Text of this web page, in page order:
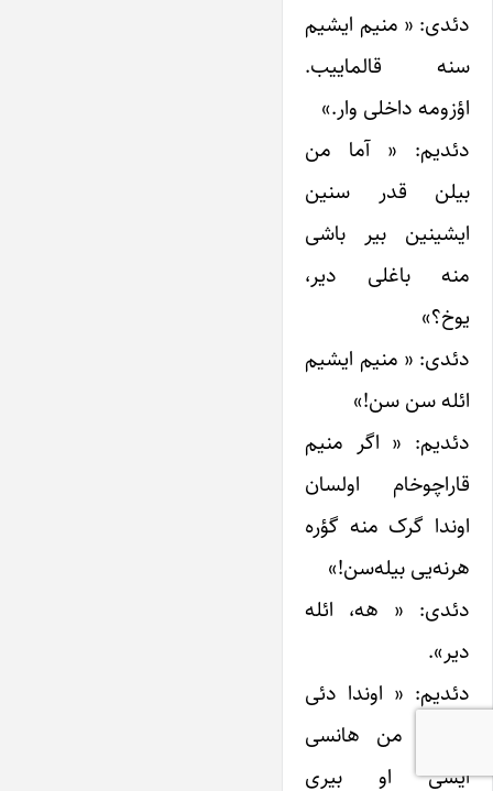
دئدی: « منیم ایشیم
سنه قالماییب.
اؤزومه داخلی وار.»
دئدیم: « آما من
بیلن قدر سنین
ایشینین بیر باشی
منه باغلی دیر،
یوخ؟»
دئدی: « منیم ایشیم
ائله سن سن!»
دئدیم: « اگر منیم
قاراچوخام اولسان
اوندا گرک منه گؤره
هرنه‌یی بیله‌سن!»
دئدی: « هه، ائله
دیر».
دئدیم: « اوندا دئی
گؤروم، من هانسی
ایشی او بیری